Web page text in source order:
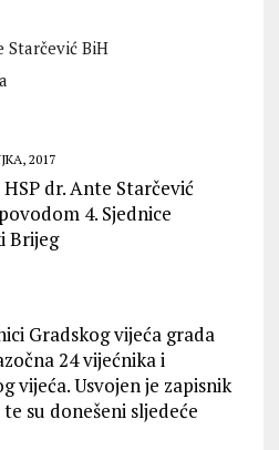
Starčević BiH
2017
dr. Ante Starčević
4. Sjednice
Brijeg
Gradskog vijeća grada
24 vijećnika i
vijeća. Usvojen je zapisnik
su donešeni sljedeće